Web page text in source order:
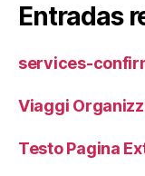
Entradas
services-
Viaggi
Testo Pagina